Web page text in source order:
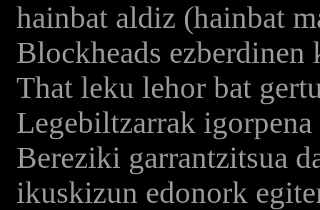
hainbat aldiz (hainbat
Blockheads ezberdinen
That leku lehor bat
Legebiltzarrak
Bereziki garrantzitsua
ikuskizun edonork